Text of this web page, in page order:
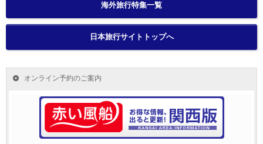
海外旅行特集一覧
日本旅行サイトトップへ
オンライン予約のご案内